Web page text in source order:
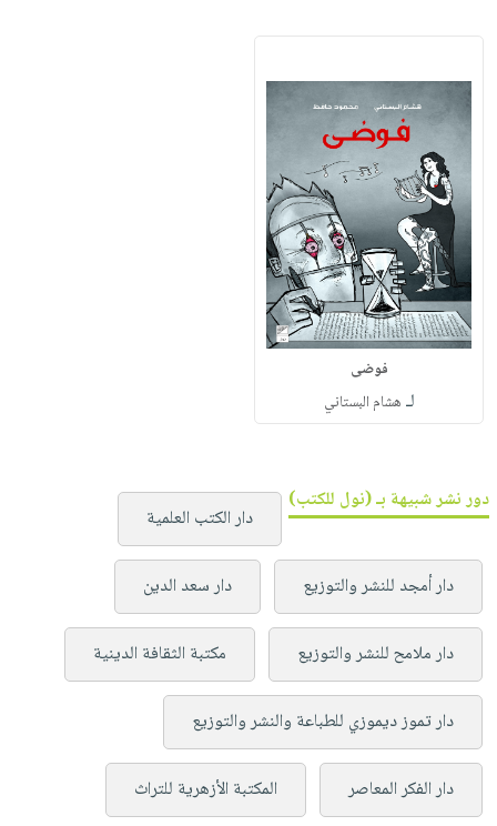
فوضى
لـ هشام البستاني
دور نشر شبيهة بـ (نول للكتب)
دار الكتب العلمية
دار أمجد للنشر والتوزيع دار سعد الدين
دار ملامح للنشر والتوزيع مكتبة الثقافة الدينية
دار تموز ديموزي للطباعة والنشر والتوزيع
دار الفكر المعاصر المكتبة الأزهرية للتراث